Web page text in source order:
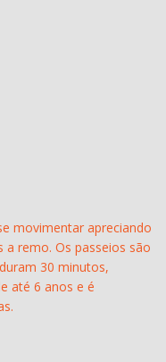
movimentar apreciando
a remo. Os passeios são
30 minutos,
até 6 anos e é